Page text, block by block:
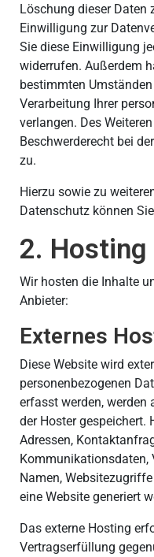
Löschung dieser Daten
Einwilligung zur
Sie diese Einwilligung
widerrufen. Außerdem
bestimmten
Verarbeitung Ihrer
verlangen. Des
Beschwerderecht bei
zu.
Hierzu sowie zu
Datenschutz können
2. Hosting
Wir hosten die Inhalte
Anbieter:
Externes
Diese Website wird
personenbezogenen
erfasst werden, werden
der Hoster gespeichert.
Adressen,
Kommunikationsdaten,
Namen,
eine Website generiert
Das externe Hosting
Vertragserfüllung